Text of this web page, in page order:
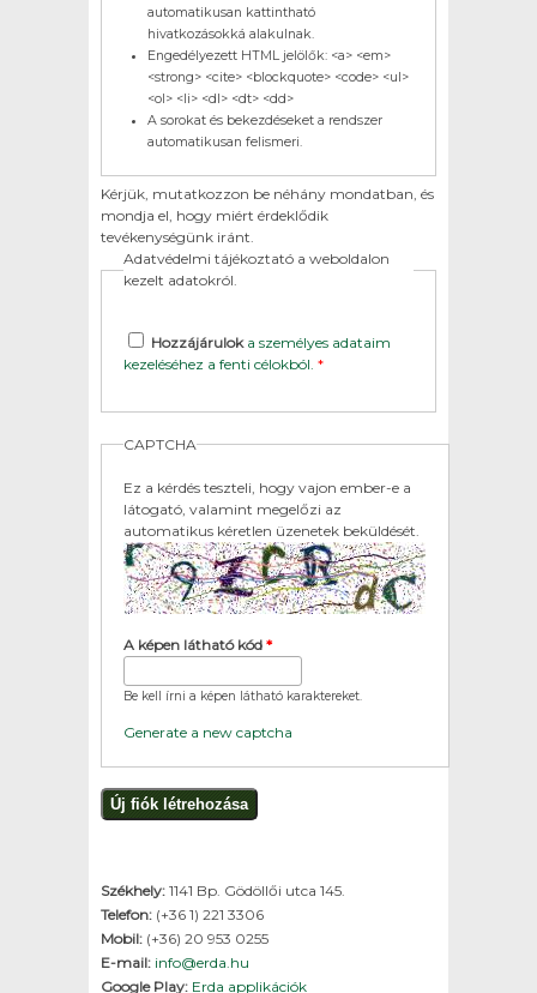
automatikusan kattintható
hivatkozásokká alakulnak.
Engedélyezett HTML jelölők: <a> <em>
<strong> <cite> <blockquote> <code> <ul>
<ol> <li> <dl> <dt> <dd>
A sorokat és bekezdéseket a rendszer
automatikusan felismeri.
Kérjük, mutatkozzon be néhány mondatban, és
mondja el, hogy miért érdeklődik
tevékenységünk iránt.
Adatvédelmi tájékoztató a weboldalon
kezelt adatokról.
Hozzájárulok a személyes adataim
kezeléséhez a fenti célokból. *
CAPTCHA
Ez a kérdés teszteli, hogy vajon ember-e a
látogató, valamint megelőzi az
automatikus kéretlen üzenetek beküldését.
A képen látható kód*
Be kell írni a képen látható karaktereket.
Generate a new captcha
Székhely: 1141 Bp. Gödöllői utca 145.
Telefon: (+36 1) 221 3306
Mobil: (+36) 20 953 0255
E-mail: info@erda.hu
Google Play: Erda applikációk